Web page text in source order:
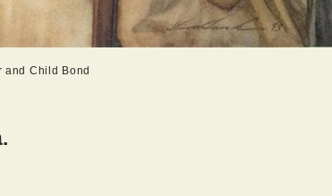
and Child Bond